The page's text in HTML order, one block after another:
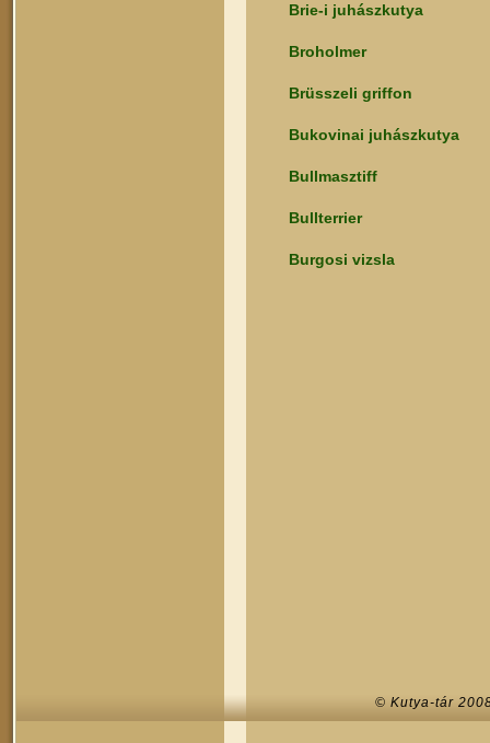
Brie-i juhászkutya
Broholmer
Brüsszeli griffon
Bukovinai juhászkutya
Bullmasztiff
Bullterrier
Burgosi vizsla
© Kutya-tár